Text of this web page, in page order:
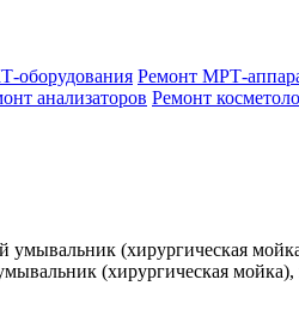
оборудования Ремонт МРТ-
анализаторов Ремонт
(хирургическая